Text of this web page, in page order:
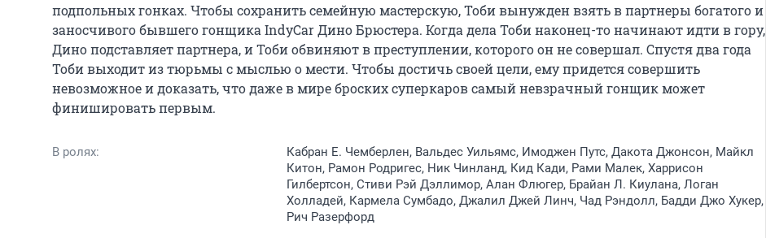
подпольных гонках. Чтобы сохранить семейную мастерскую, Тоби вынужден взять в партнеры богатого и
заносчивого бывшего гонщика IndyCar Дино Брюстера. Когда дела Тоби наконец-то начинают идти в гору,
Дино подставляет партнера, и Тоби обвиняют в преступлении, которого он не совершал. Спустя два года
Тоби выходит из тюрьмы с мыслью о мести. Чтобы достичь своей цели, ему придется совершить
невозможное и доказать, что даже в мире броских суперкаров самый невзрачный гонщик может
финишировать первым.
В ролях:
Кабран Е. Чемберлен, Вальдес Уильямс, Имоджен Путс, Дакота Джонсон, Майкл
Китон, Рамон Родригес, Ник Чинланд, Кид Кади, Рами Малек, Харрисон
Гилбертсон, Стиви Рэй Дэллимор, Алан Флюгер, Брайан Л. Киулана, Логан
Холладей, Кармела Сумбадо, Джалил Джей Линч, Чад Рэндолл, Бадди Джо Хукер,
Рич Разерфорд